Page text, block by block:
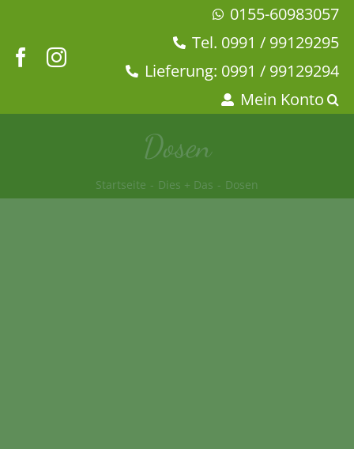
springen
0155-60983057
Tel. 0991 / 99129295
Lieferung: 0991 / 99129294
Mein Konto
Dosen
Startseite Dies + Das Dosen